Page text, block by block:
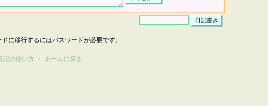
に移行するにはパスワードが必要です。
記の使い方 ・ ホームに戻る